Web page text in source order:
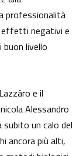
professionalità
negativi e
livello
e il
Alessandro
subito un calo del
ancora più alti,